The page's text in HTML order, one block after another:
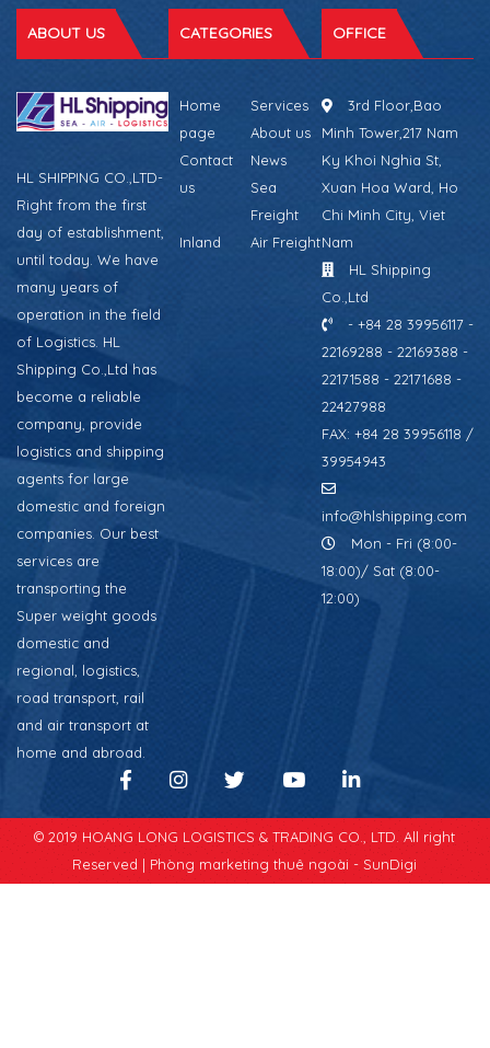
ABOUT US
HL SHIPPING CO.,LTD-
Right from the first
day of establishment,
until today. We have
many years of
operation in the field
of Logistics. HL
Shipping Co.,Ltd has
become a reliable
company, provide
logistics and shipping
agents for large
domestic and foreign
companies. Our best
services are
transporting the
Super weight goods
domestic and
regional, logistics,
road transport, rail
and air transport at
home and abroad.
CATEGORIES
Home
page
Services
About us
Contact
us
News
Sea
Freight
Inland
Air Freight
OFFICE
3rd Floor,Bao
Minh Tower,217 Nam
Ky Khoi Nghia St,
Xuan Hoa Ward, Ho
Chi Minh City, Viet
Nam
HL Shipping
Co.,Ltd
- +84 28 39956117 -
22169288 - 22169388 -
22171588 - 22171688 -
22427988
FAX: +84 28 39956118 /
39954943
info@hlshipping.com
Mon - Fri (8:00-
18:00)/ Sat (8:00-
12:00)
© 2019 HOANG LONG LOGISTICS & TRADING CO., LTD. All right
Reserved | Phòng marketing thuê ngoài - SunDigi